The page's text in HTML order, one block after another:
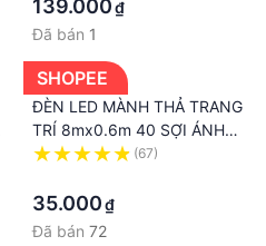
139.000₫
Đã bán 1
SHOPEE
ĐÈN LED MÀNH THẢ TRANG
TRÍ 8mx0.6m 40 SỢI ÁNH
SÁNG VÀNG, dây led Trang
tiệc cưới
(67)
35.000₫
Đã bán 72